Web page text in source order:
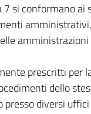
si conformano ai
prescritti per
dello
diversi